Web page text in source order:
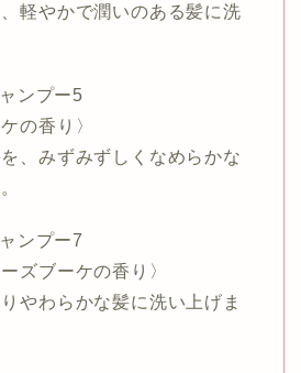
軽やかで潤いのある髪に洗
ンプー5
の香り〉
、みずみずしくなめらかな
ンプー7
ズブーケの香り〉
やわらかな髪に洗い上げま